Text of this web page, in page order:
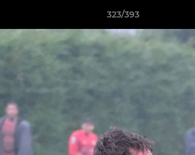
323/393